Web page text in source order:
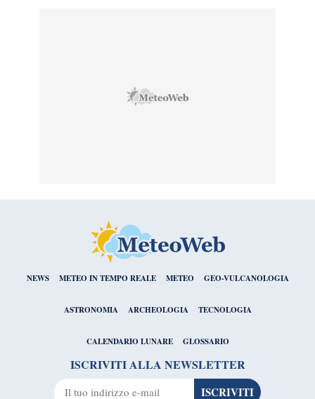
NEWS METEO IN TEMPO REALE METEO GEO-VULCANOLOGIA
ASTRONOMIA ARCHEOLOGIA TECNOLOGIA
CALENDARIO LUNARE GLOSSARIO
ISCRIVITI ALLA NEWSLETTER